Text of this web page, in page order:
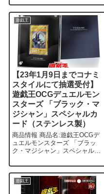
要 12月24日発売 遊戯王OCG
SECRET UTILIT...
遊戯王
【23年1月9日までコナミ
スタイルにて抽選受付】
遊戯王OCGデュエルモン
スターズ 「ブラック・マ
ジシャン」スペシャルカ
ード（ステンレス製）
商品情報 商品名:遊戯王OCGデ
ュエルモンスターズ 「ブラッ
ク・マジシャン」スペシャルカ
格:16,500円（税込） 概要 ステ
ンレスカードのブラックマジシ
ャン抽選が開始しております。
カードデ...
遊戯王